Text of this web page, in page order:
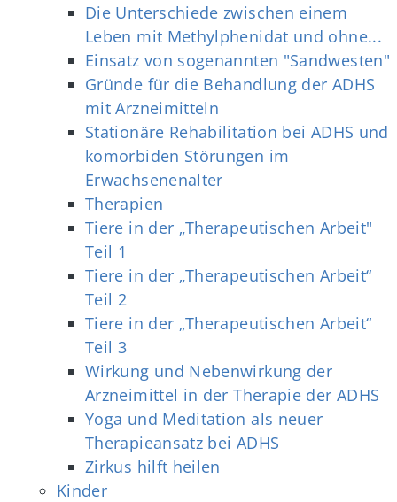
Die Unterschiede zwischen einem
Leben mit Methylphenidat und ohne...
Einsatz von sogenannten "Sandwesten"
Gründe für die Behandlung der ADHS
mit Arzneimitteln
Stationäre Rehabilitation bei ADHS und
komorbiden Störungen im
Erwachsenenalter
Therapien
Tiere in der „Therapeutischen Arbeit"
Teil 1
Tiere in der „Therapeutischen Arbeit“
Teil 2
Tiere in der „Therapeutischen Arbeit“
Teil 3
Wirkung und Nebenwirkung der
Arzneimittel in der Therapie der ADHS
Yoga und Meditation als neuer
Therapieansatz bei ADHS
Zirkus hilft heilen
Kinder